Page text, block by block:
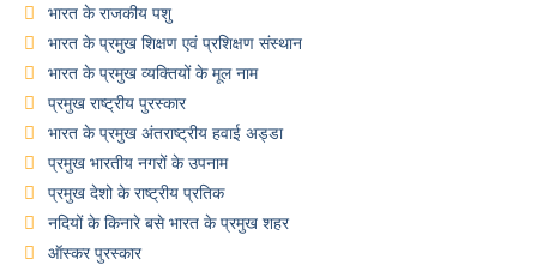
भारत के राजकीय पशु
भारत के प्रमुख शिक्षण एवं प्रशिक्षण संस्थान
भारत के प्रमुख व्यक्तियों के मूल नाम
प्रमुख राष्ट्रीय पुरस्कार
भारत के प्रमुख अंतराष्ट्रीय हवाई अड्डा
प्रमुख भारतीय नगरों के उपनाम
प्रमुख देशो के राष्ट्रीय प्रतिक
नदियों के किनारे बसे भारत के प्रमुख शहर
ऑस्कर पुरस्कार